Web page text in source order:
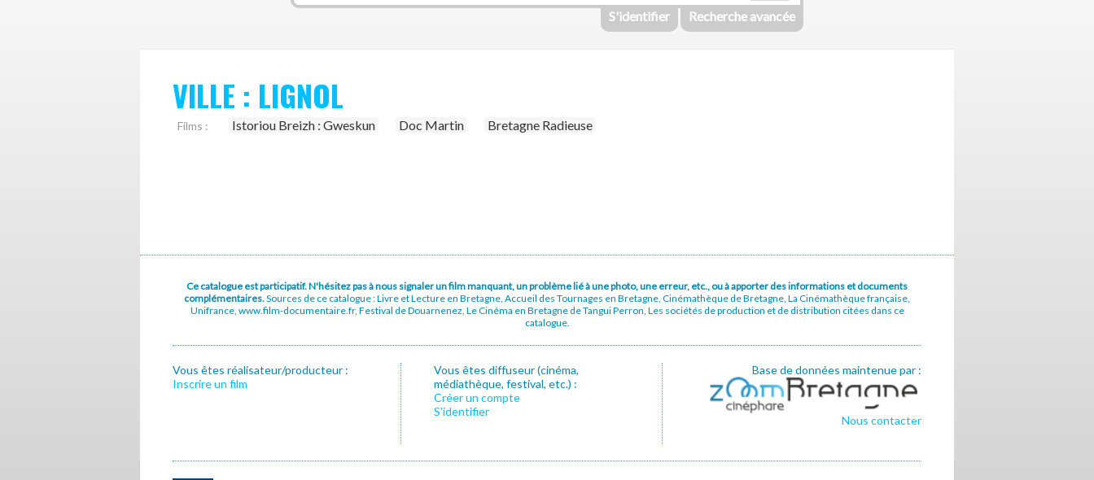
S'identifier Recherche avancée
VILLE : LIGNOL
Films : Istoriou Breizh : Gweskun Doc Martin Bretagne Radieuse
Ce catalogue est participatif. N'hésitez pas à nous signaler un film manquant, un problème lié à une photo, une erreur, etc., ou à apporter des informations et documents
complémentaires.Sources de ce catalogue : Livre et Lecture en Bretagne, Accueil des Tournages en Bretagne, Cinémathèque de Bretagne, La Cinémathèque française,
Unifrance, www.film-documentaire.fr, Festival de Douarnenez, Le Cinéma en Bretagne de Tangui Perron, Les sociétés de production et de distribution citées dans ce
catalogue.
Vous êtes réalisateur/producteur :
Inscrire un film
Vous êtes diffuseur (cinéma,
médiathèque, festival, etc.) :
Créer un compte
S’identifier
Base de données maintenue par :
Nous contacter